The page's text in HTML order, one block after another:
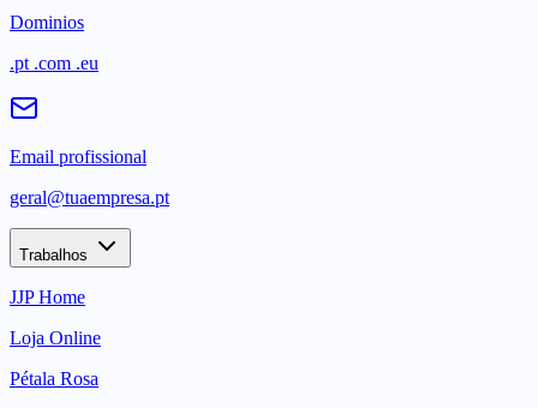
Dominios
.pt .com .eu
Email profissional
geral@tuaempresa.pt
Trabalhos
JJP Home
Loja Online
Pétala Rosa